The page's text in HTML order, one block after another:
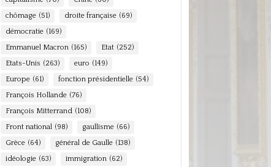
chômage (51) droite française (69)
démocratie (169)
Emmanuel Macron (165) Etat (252)
Etats-Unis (263) euro (149)
Europe (61) fonction présidentielle (54)
François Hollande (76)
François Mitterrand (108)
Front national (98) gaullisme (66)
Grèce (64) général de Gaulle (138)
idéologie (63) immigration (62)